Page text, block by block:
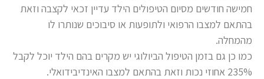
חמישה חודשים מסיום הטיפולים הילד עדיין זכאי לקצבה וזאת
בהתאם למצבו הרפואי ולתופעות או סיבוכים שנותרו לו
מהמחלה.
כמו כן גם בזמן הטיפול הביולוגי יש מקרים בהם הילד יוכל לקבל
235% אחוזי נכות וזאת בהתאם למצבו האינדיבידואלי.